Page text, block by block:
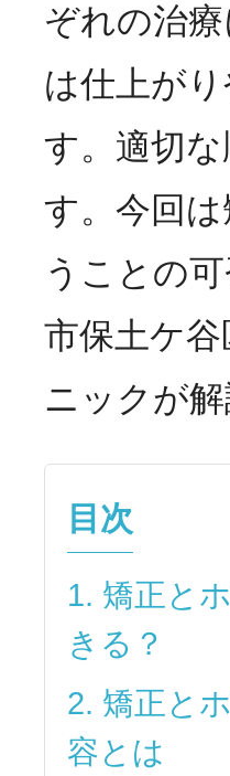
ぞれの治
は仕上が
す。適切
す。今回
うことの
市保土ケ
ニックが解
目次
1. 矯正と
きる？
2. 矯正と
容とは